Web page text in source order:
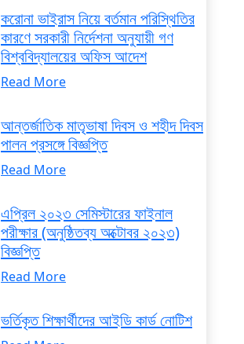
করোনা ভাইরাস নিয়ে বর্তমান পরিস্থিতির
কারণে সরকারী নির্দেশনা অনুযায়ী গণ
বিশ্ববিদ্যালয়ের অফিস আদেশ
Read More
আন্তর্জাতিক মাতৃভাষা দিবস ও শহীদ দিবস
পালন প্রসঙ্গে বিজ্ঞপ্তি
Read More
এপ্রিল ২০২৩ সেমিস্টারের ফাইনাল
পরীক্ষার (অনুষ্ঠিতব্য অক্টোবর ২০২৩)
বিজ্ঞপ্তি
Read More
ভর্তিকৃত শিক্ষার্থীদের আইডি কার্ড নোটিশ